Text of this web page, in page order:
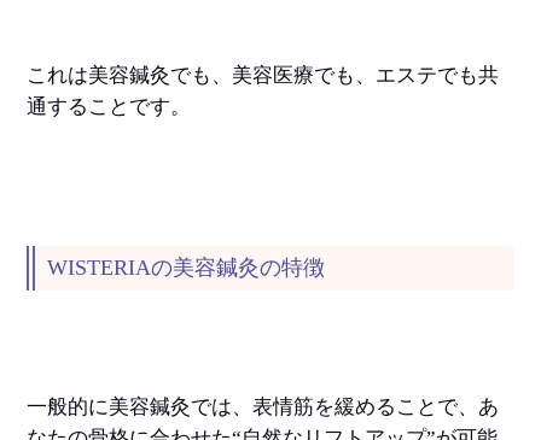
これは美容鍼灸でも、美容医療でも、エステでも共
通することです。
WISTERIAの美容鍼灸の特徴
一般的に美容鍼灸では、表情筋を緩めることで、あ